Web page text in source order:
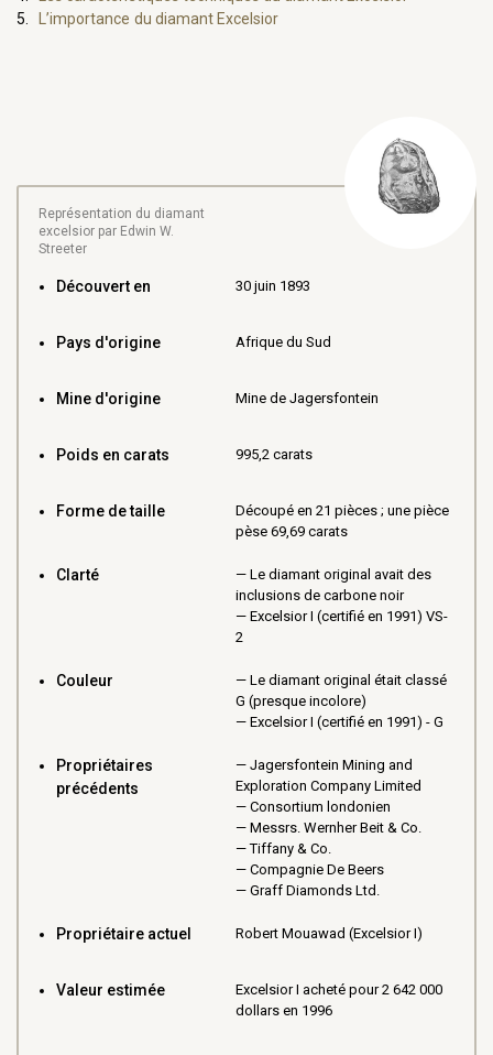
L’importance du diamant Excelsior
Représentation du diamant
excelsior par Edwin W.
Streeter
Découvert en 30 juin 1893
Pays d'origine Afrique du Sud
Mine d'origine Mine de Jagersfontein
Poids en carats 995,2 carats
Forme de taille
Découpé en 21 pièces ; une pièce
pèse 69,69 carats
Clarté
Le diamant original avait des
inclusions de carbone noir
Excelsior I (certifié en 1991) VS-
2
Couleur
Le diamant original était classé
G (presque incolore)
Excelsior I (certifié en 1991) - G
Propriétaires
précédents
Jagersfontein Mining and
Exploration Company Limited
Consortium londonien
Messrs. Wernher Beit & Co.
Tiffany & Co.
Compagnie De Beers
Graff Diamonds Ltd.
Propriétaire actuel Robert Mouawad (Excelsior I)
Valeur estimée
Excelsior I acheté pour 2 642 000
dollars en 1996